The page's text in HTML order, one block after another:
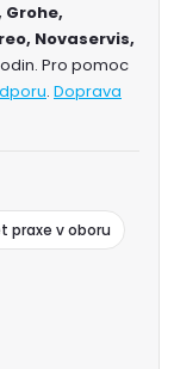
Novaservis,
Pro pomoc
. Doprava
praxe v oboru